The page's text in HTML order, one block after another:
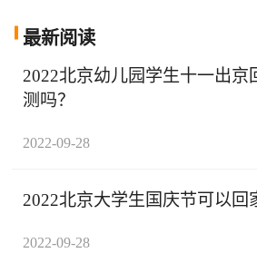
最新阅读
2022北京幼儿园学生十一出京
测吗？
2022-09-28
2022北京大学生国庆节可以回
2022-09-28